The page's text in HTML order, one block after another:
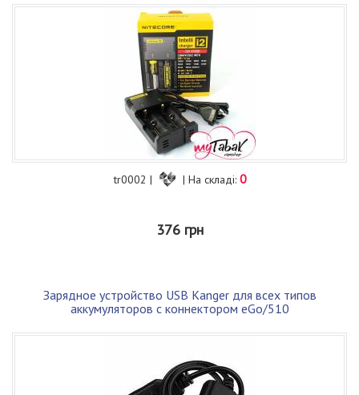
tr0002 | | На складі: 0
376 грн
Зарядное устройство USB Kanger для всех типов
аккумуляторов с коннектором eGo/510